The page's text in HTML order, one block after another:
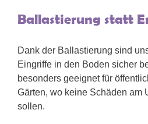
Ballastierung statt
Dank der Ballastierung sind
Eingriffe in den Boden sicher
besonders geeignet für
Gärten, wo keine Schäden am
sollen.